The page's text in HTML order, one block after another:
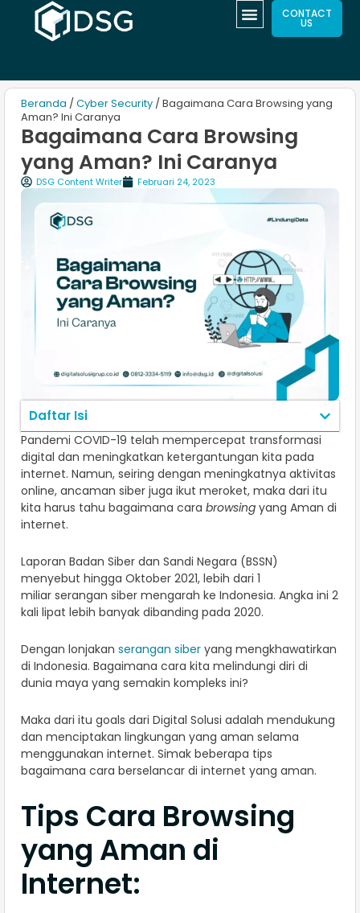
CONTACT
US
Beranda / Cyber Security / Bagaimana Cara Browsing yang
Aman? Ini Caranya
Bagaimana Cara Browsing
yang Aman? Ini Caranya
DSG Content Writer Februari 24, 2023
Daftar Isi
Pandemi COVID-19 telah mempercepat transformasi
digital dan meningkatkan ketergantungan kita pada
internet. Namun, seiring dengan meningkatnya aktivitas
online, ancaman siber juga ikut meroket, maka dari itu
kita harus tahu bagaimana cara browsing yang Aman di
internet.
Laporan Badan Siber dan Sandi Negara (BSSN)
menyebut hingga Oktober 2021, lebih dari 1
miliar serangan siber mengarah ke Indonesia. Angka ini 2
kali lipat lebih banyak dibanding pada 2020.
Dengan lonjakan serangan siber yang mengkhawatirkan
di Indonesia. Bagaimana cara kita melindungi diri di
dunia maya yang semakin kompleks ini?
Maka dari itu goals dari Digital Solusi adalah mendukung
dan menciptakan lingkungan yang aman selama
menggunakan internet. Simak beberapa tips
bagaimana cara berselancar di internet yang aman.
Tips Cara Browsing
yang Aman di
Internet: